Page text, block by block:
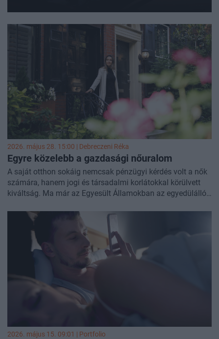
2026. május 28. 15:00 | Debreczeni Réka
Egyre közelebb a gazdasági nőuralom
A saját otthon sokáig nemcsak pénzügyi kérdés volt a nők
számára, hanem jogi és társadalmi korlátokkal körülvett
kiváltság. Ma már az Egyesült Államokban az egyedülálló
a munkaerőpiacon is egyre több jel mutat a nők erősödő
gazdasági szerepére. Noha első pillantásra úgy tűnhet,
hogy az amerikai gazdaságban most a nőknek áll a zászló,
a felszín alatt továbbra sem éppen az egyenlőség
2026. május 15. 09:01 | Portfolio